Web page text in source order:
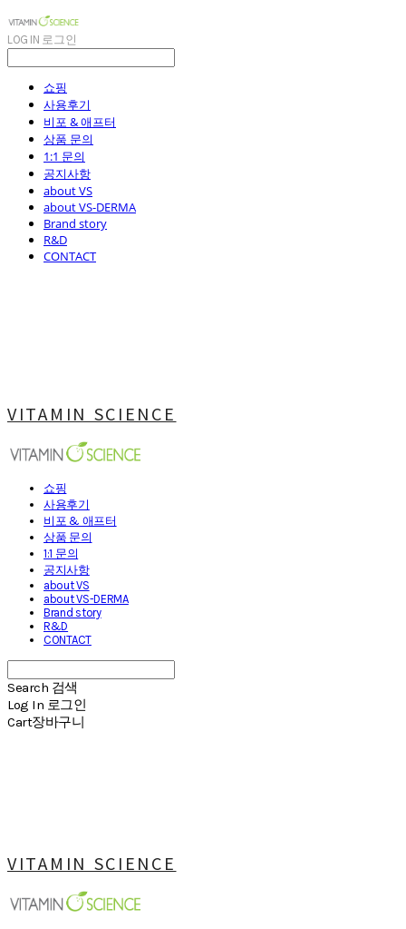
LOG IN 로그인
쇼핑
사용후기
비포 & 애프터
상품 문의
1:1 문의
공지사항
about VS
about VS-DERMA
Brand story
R&D
CONTACT
VITAMIN SCIENCE
쇼핑
사용후기
비포 & 애프터
상품 문의
1:1 문의
공지사항
about VS
about VS-DERMA
Brand story
R&D
CONTACT
Search 검색
Log In 로그인
Cart장바구니
VITAMIN SCIENCE